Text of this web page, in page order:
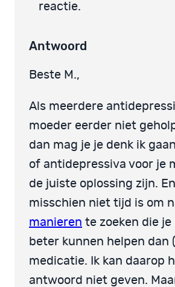
reactie.
Antwoord
Beste M.,
Als meerdere
moeder eerder niet
dan mag je je denk ik
of antidepressiva voor je
de juiste oplossing zijn.
misschien niet tijd is om
manieren te zoeken die je
beter kunnen helpen dan
medicatie. Ik kan daarop
antwoord niet geven.